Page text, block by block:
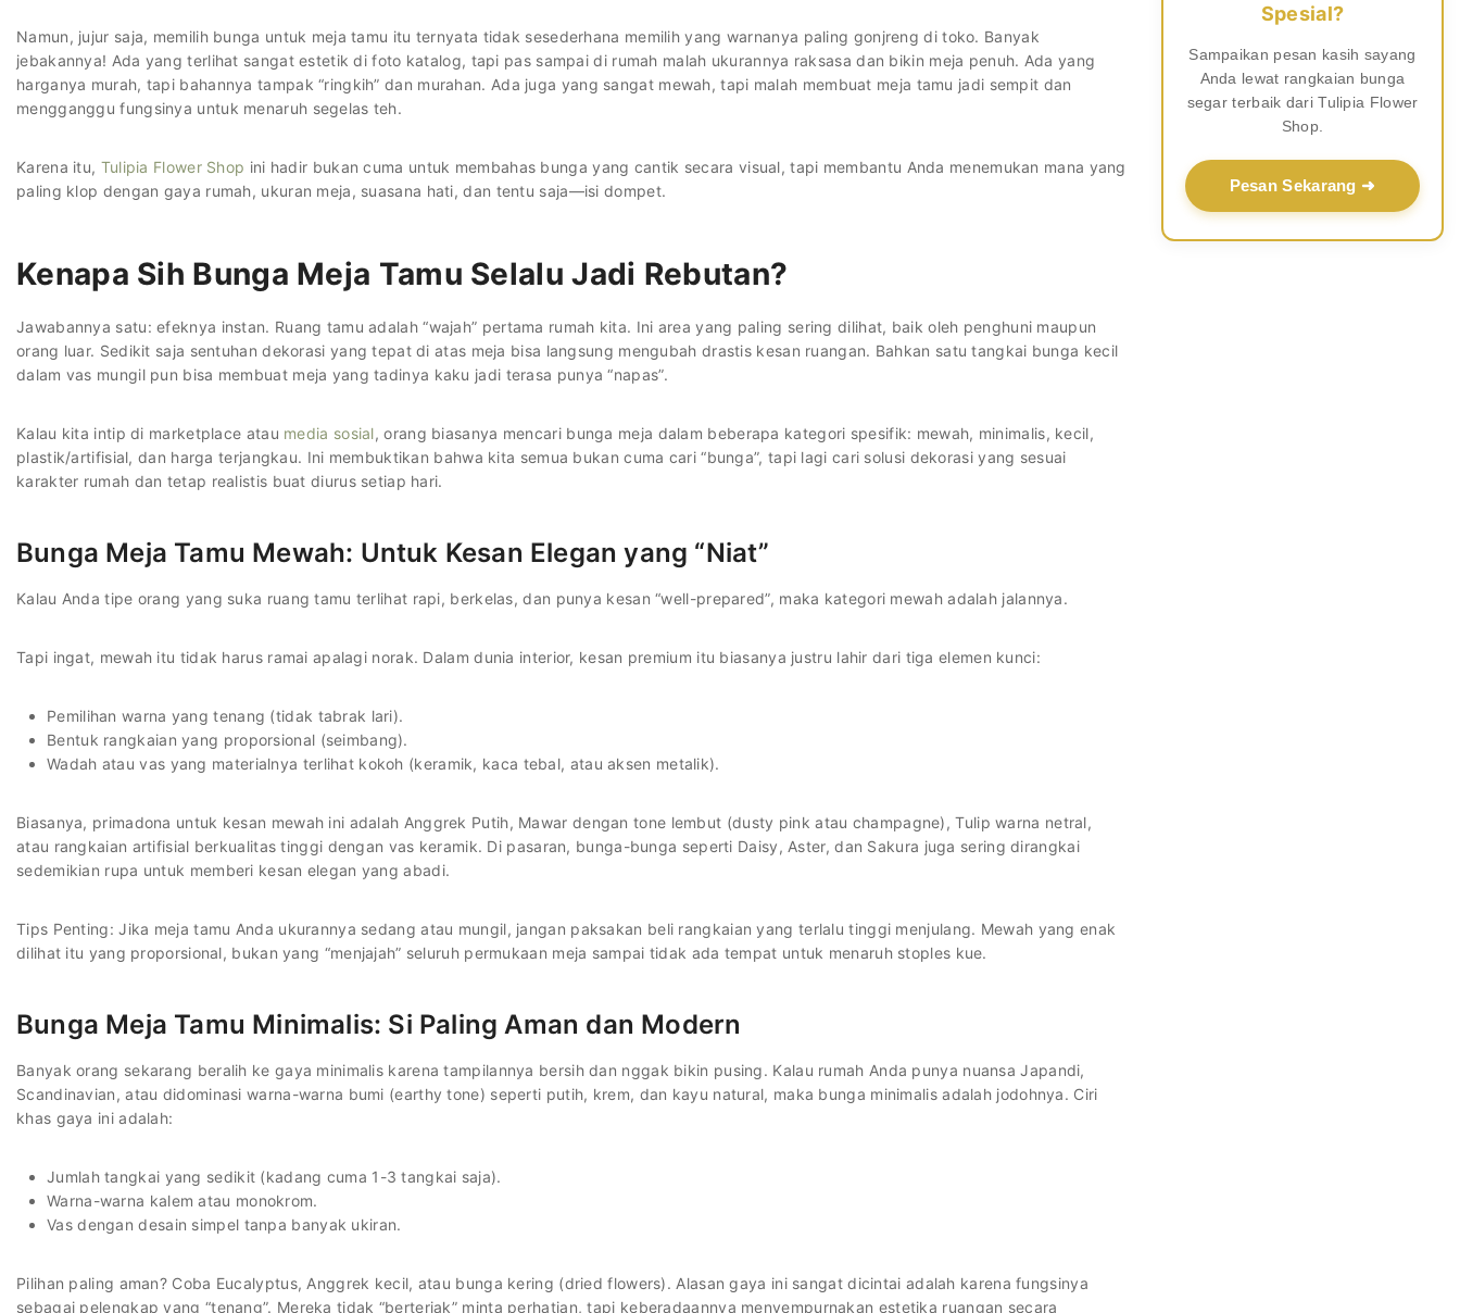
Namun, jujur saja, memilih bunga untuk meja tamu itu ternyata tidak sesederhana memilih yang warnanya paling gonjreng di toko. Banyak
jebakannya! Ada yang terlihat sangat estetik di foto katalog, tapi pas sampai di rumah malah ukurannya raksasa dan bikin meja penuh. Ada yang
harganya murah, tapi bahannya tampak “ringkih” dan murahan. Ada juga yang sangat mewah, tapi malah membuat meja tamu jadi sempit dan
mengganggu fungsinya untuk menaruh segelas teh.
Karena itu, Tulipia Flower Shop ini hadir bukan cuma untuk membahas bunga yang cantik secara visual, tapi membantu Anda menemukan mana yang
paling klop dengan gaya rumah, ukuran meja, suasana hati, dan tentu saja—isi dompet.
Kenapa Sih Bunga Meja Tamu Selalu Jadi Rebutan?
Jawabannya satu: efeknya instan. Ruang tamu adalah “wajah” pertama rumah kita. Ini area yang paling sering dilihat, baik oleh penghuni maupun
orang luar. Sedikit saja sentuhan dekorasi yang tepat di atas meja bisa langsung mengubah drastis kesan ruangan. Bahkan satu tangkai bunga kecil
dalam vas mungil pun bisa membuat meja yang tadinya kaku jadi terasa punya “napas”.
Kalau kita intip di marketplace atau media sosial, orang biasanya mencari bunga meja dalam beberapa kategori spesifik: mewah, minimalis, kecil,
plastik/artifisial, dan harga terjangkau. Ini membuktikan bahwa kita semua bukan cuma cari “bunga”, tapi lagi cari solusi dekorasi yang sesuai
karakter rumah dan tetap realistis buat diurus setiap hari.
Bunga Meja Tamu Mewah: Untuk Kesan Elegan yang “Niat”
Kalau Anda tipe orang yang suka ruang tamu terlihat rapi, berkelas, dan punya kesan “well-prepared”, maka kategori mewah adalah jalannya.
Tapi ingat, mewah itu tidak harus ramai apalagi norak. Dalam dunia interior, kesan premium itu biasanya justru lahir dari tiga elemen kunci:
Pemilihan warna yang tenang (tidak tabrak lari).
Bentuk rangkaian yang proporsional (seimbang).
Wadah atau vas yang materialnya terlihat kokoh (keramik, kaca tebal, atau aksen metalik).
Biasanya, primadona untuk kesan mewah ini adalah Anggrek Putih, Mawar dengan tone lembut (dusty pink atau champagne), Tulip warna netral,
atau rangkaian artifisial berkualitas tinggi dengan vas keramik. Di pasaran, bunga-bunga seperti Daisy, Aster, dan Sakura juga sering dirangkai
sedemikian rupa untuk memberi kesan elegan yang abadi.
Tips Penting: Jika meja tamu Anda ukurannya sedang atau mungil, jangan paksakan beli rangkaian yang terlalu tinggi menjulang. Mewah yang enak
dilihat itu yang proporsional, bukan yang “menjajah” seluruh permukaan meja sampai tidak ada tempat untuk menaruh stoples kue.
Bunga Meja Tamu Minimalis: Si Paling Aman dan Modern
Banyak orang sekarang beralih ke gaya minimalis karena tampilannya bersih dan nggak bikin pusing. Kalau rumah Anda punya nuansa Japandi,
Scandinavian, atau didominasi warna-warna bumi (earthy tone) seperti putih, krem, dan kayu natural, maka bunga minimalis adalah jodohnya. Ciri
khas gaya ini adalah:
Jumlah tangkai yang sedikit (kadang cuma 1-3 tangkai saja).
Warna-warna kalem atau monokrom.
Vas dengan desain simpel tanpa banyak ukiran.
Pilihan paling aman? Coba Eucalyptus, Anggrek kecil, atau bunga kering (dried flowers). Alasan gaya ini sangat dicintai adalah karena fungsinya
sebagai pelengkap yang “tenang”. Mereka tidak “berteriak” minta perhatian, tapi keberadaannya menyempurnakan estetika ruangan secara
Spesial?
Sampaikan pesan kasih sayang
Anda lewat rangkaian bunga
segar terbaik dari Tulipia Flower
Shop.
Pesan Sekarang ➜